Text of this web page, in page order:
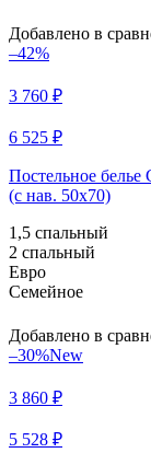
Добавлено в
–42%
3 760 ₽
6 525 ₽
Постельное
(с нав. 50х70)
1,5 спальный
2 спальный
Евро
Семейное
Добавлено в
–30%New
3 860 ₽
5 528 ₽